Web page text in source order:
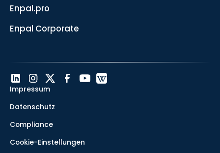
Enpal.pro
Enpal Corporate
Impressum
Datenschutz
Compliance
Cookie-Einstellungen